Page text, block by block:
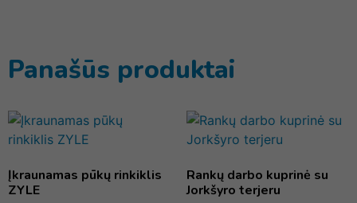
Panašūs produktai
Įkraunamas pūkų rinkiklis
ZYLE
Rankų darbo kuprinė su
Jorkšyro terjeru